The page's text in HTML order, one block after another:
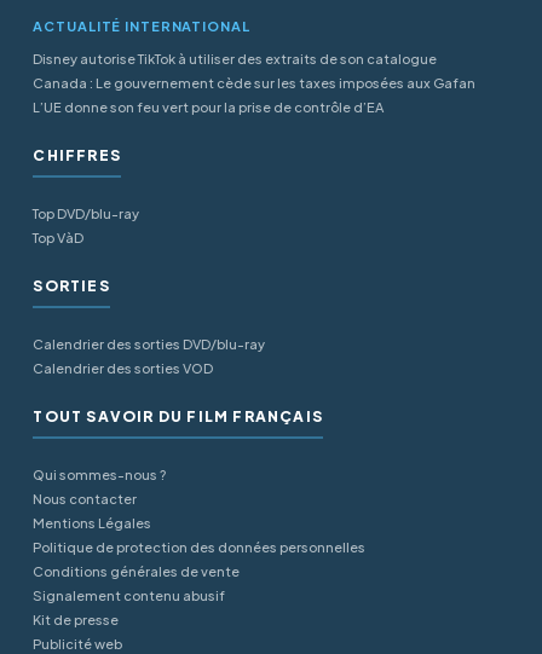
ACTUALITÉ INTERNATIONAL
Disney autorise TikTok à utiliser des extraits de son catalogue
Canada : Le gouvernement cède sur les taxes imposées aux Gafan
L’UE donne son feu vert pour la prise de contrôle d’EA
CHIFFRES
Top DVD/blu-ray
Top VàD
SORTIES
Calendrier des sorties DVD/blu-ray
Calendrier des sorties VOD
TOUT SAVOIR DU FILM FRANÇAIS
Qui sommes-nous ?
Nous contacter
Mentions Légales
Politique de protection des données personnelles
Conditions générales de vente
Signalement contenu abusif
Kit de presse
Publicité web